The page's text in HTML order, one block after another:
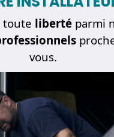
À L'ÉTAPE PRÉCÉDENTE
toute liberté parmi
vous.